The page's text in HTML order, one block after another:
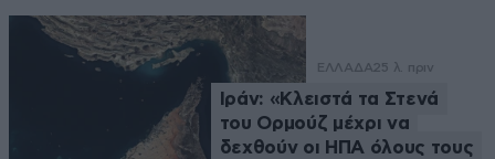
ΕΛΛΑΔΑ25 λ. πριν
Ιράν: «Κλειστά τα Στενά
του Ορμούζ μέχρι να
δεχθούν οι ΗΠΑ όλους τους